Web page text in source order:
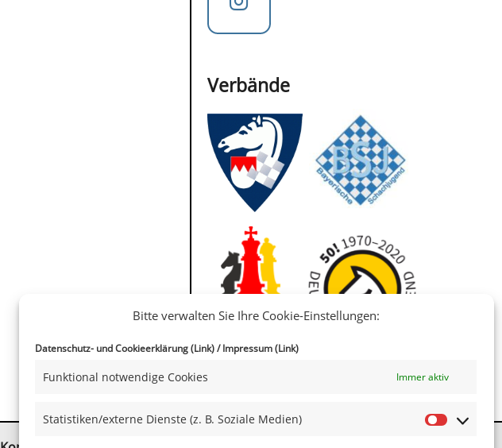
Bitte verwalten Sie Ihre Cookie-Einstellungen:
Datenschutz- und Cookieerklärung (Link)/Impressum (Link)
Funktional notwendige Cookies Immer aktiv
Statistiken/externe Dienste (z. B. Soziale Medien)
Verbände